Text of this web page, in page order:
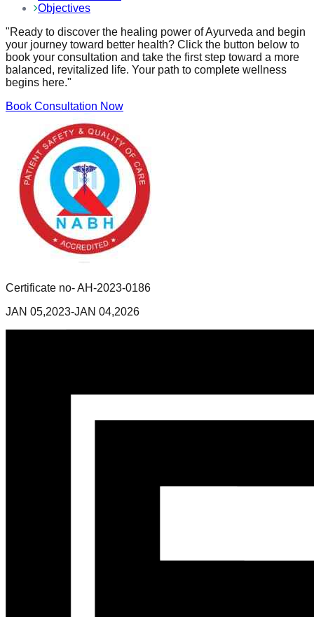
Objectives
"Ready to discover the healing power of Ayurveda and begin
your journey toward better health? Click the button below to
book your consultation and take the first step toward a more
balanced, revitalized life. Your path to complete wellness
begins here."
Book Consultation Now
Certificate no- AH-2023-0186
JAN 05,2023-JAN 04,2026